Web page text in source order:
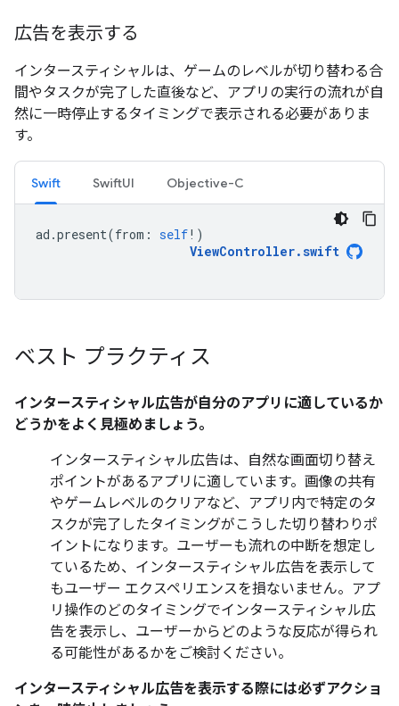
広告を表示する
インタースティシャルは、ゲームのレベルが切り替わる合
間やタスクが完了した直後など、アプリの実行の流れが自
然に一時停止するタイミングで表示される必要がありま
す。
Swift SwiftUI Objective-C
ad .present(from : self!)
ViewController.swift
ベスト プラクティス
インタースティシャル広告が自分のアプリに適しているか
どうかをよく見極めましょう。
インタースティシャル広告は、自然な画面切り替え
ポイントがあるアプリに適しています。画像の共有
やゲームレベルのクリアなど、アプリ内で特定のタ
スクが完了したタイミングがこうした切り替わりポ
イントになります。ユーザーも流れの中断を想定し
ているため、インタースティシャル広告を表示して
もユーザー エクスペリエンスを損ないません。アプ
リ操作のどのタイミングでインタースティシャル広
告を表示し、ユーザーからどのような反応が得られ
る可能性があるかをご検討ください。
インタースティシャル広告を表示する際には必ずアクショ